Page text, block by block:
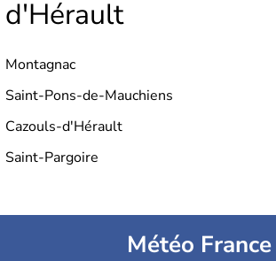
soulèvement duLarzac.
d'Hérault
Montagnac
Saint-Pons-de-Mauchiens
Cazouls-d'Hérault
Saint-Pargoire
Météo France